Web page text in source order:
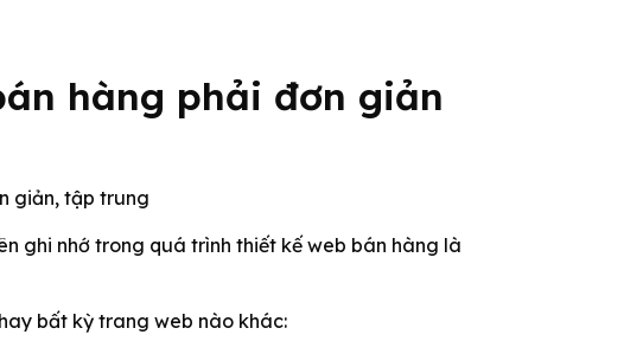
hàng phải đơn giản
ghi nhớ trong quá trình thiết kế web bán hàng là
bất kỳ trang web nào khác: